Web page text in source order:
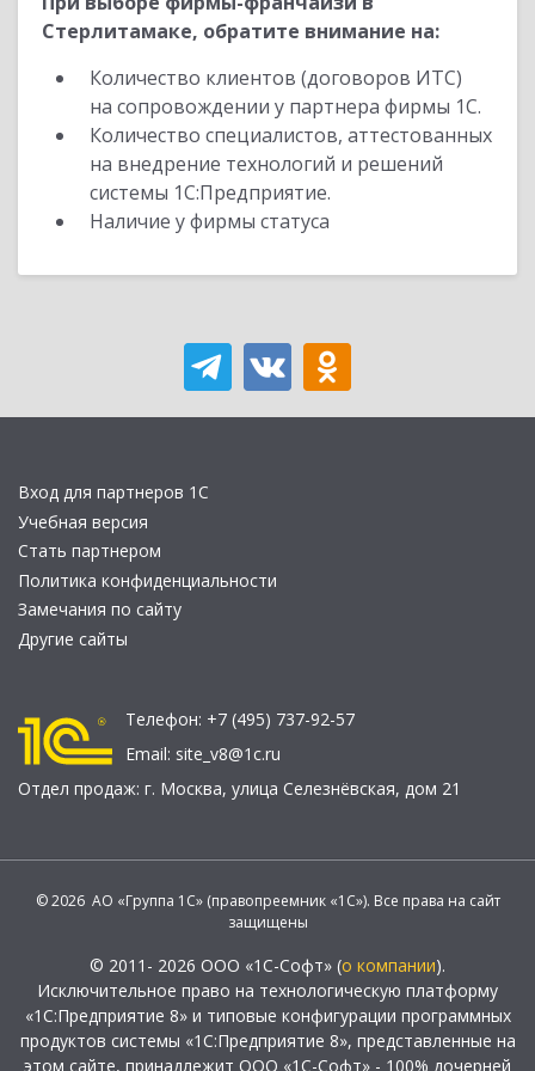
Стерлитамаке, обратите внимание на:
Количество клиентов (договоров ИТС)
на сопровождении у партнера фирмы 1С.
Количество специалистов, аттестованных
на внедрение технологий и решений
системы 1С:Предприятие.
Наличие у фирмы статуса
Вход для партнеров 1С
Учебная версия
Стать партнером
Политика конфиденциальности
Замечания по сайту
Другие сайты
Телефон: +7 (495) 737-92-57
Email: site_v8@1c.ru
Отдел продаж: г. Москва, улица Селезнёвская, дом 21
© 2026 АО «Группа 1С» (правопреемник «1С»). Все права на сайт
защищены
© 2011- 2026 ООО «1С-Софт» (о компании).
Исключительное право на технологическую платформу
«1С:Предприятие 8» и типовые конфигурации программных
продуктов системы «1С:Предприятие 8», представленные на
этом сайте, принадлежит ООО «1С-Софт» - 100% дочерней